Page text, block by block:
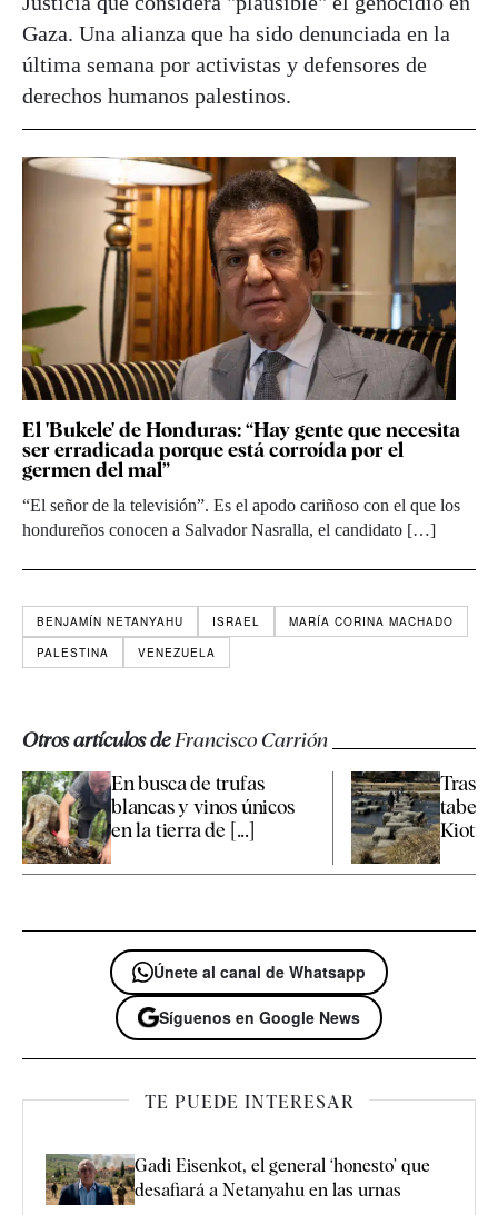
Gaza. Una alianza que ha sido denunciada en la
última semana por activistas y defensores de
derechos humanos palestinos.
El 'Bukele' de Honduras: “Hay gente que necesita
ser erradicada porque está corroída por el
germen del mal”
“El señor de la televisión”. Es el apodo cariñoso con el que los
hondureños conocen a Salvador Nasralla, el candidato […]
BENJAMÍN NETANYAHU ISRAEL
MARÍA CORINA MACHADO
PALESTINA
VENEZUELA
Otros artículos deFrancisco Carrión
En busca de trufas
blancas y vinos únicos
en la tierra de [...]
Tras
Kioto
Únete al canal de Whatsapp
Síguenos en Google News
TE PUEDE INTERESAR
Gadi Eisenkot, el general ‘honesto’ que
desafiará a Netanyahu en las urnas